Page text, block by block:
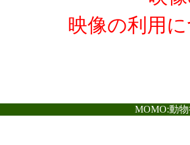
映像の利用
MOMO:動